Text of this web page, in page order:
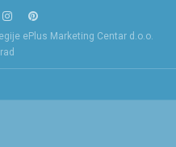
ePlus Marketing Centar d.o.o.